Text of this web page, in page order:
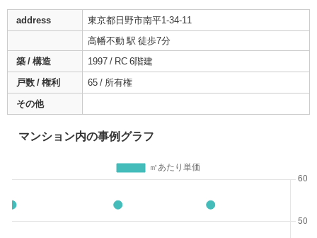
address 東京都日野市南平1-34-11
高幡不動 駅 徒歩7分
築 / 構造 1997 / RC 6階建
戸数 / 権利 65 / 所有権
その他
マンション内の事例グラフ